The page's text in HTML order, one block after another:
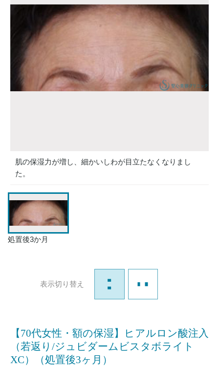
肌の保湿力が増し、細かいしわが目立たなくなりまし
た。
処置後3か月
表示切り替え
【70代女性・額の保湿】ヒアルロン酸注入
（若返り/ジュビダームビスタボライト
XC）（処置後3ヶ月）